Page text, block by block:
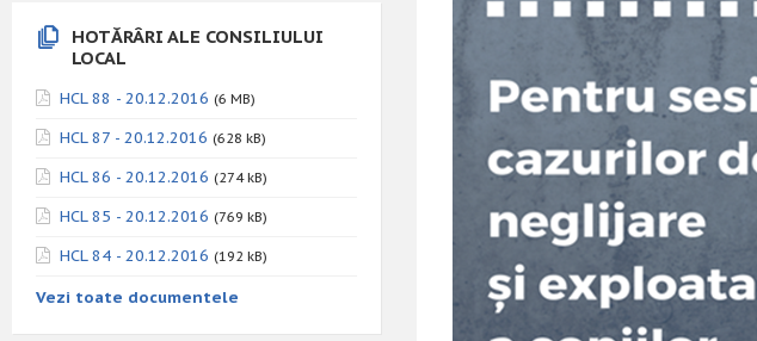
HOTĂRÂRI ALE CONSILIULUI
LOCAL
HCL 88 - 20.12.2016 (6 MB)
HCL 87 - 20.12.2016 (628 kB)
HCL 86 - 20.12.2016 (274 kB)
HCL 85 - 20.12.2016 (769 kB)
HCL 84 - 20.12.2016 (192 kB)
Vezi toate documentele